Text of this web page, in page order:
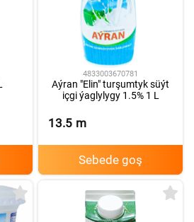
4833003670781
Aýran "Elin" turşumtyk süýt
içgi ýaglylygy 1.5% 1 L
13.5 m
Sebede goş